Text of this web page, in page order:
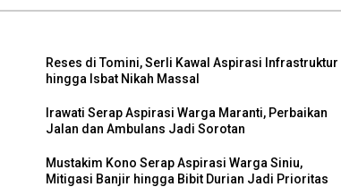
Reses di Tomini, Serli Kawal Aspirasi Infrastruktur
hingga Isbat Nikah Massal
Irawati Serap Aspirasi Warga Maranti, Perbaikan
Jalan dan Ambulans Jadi Sorotan
Mustakim Kono Serap Aspirasi Warga Siniu,
Mitigasi Banjir hingga Bibit Durian Jadi Prioritas